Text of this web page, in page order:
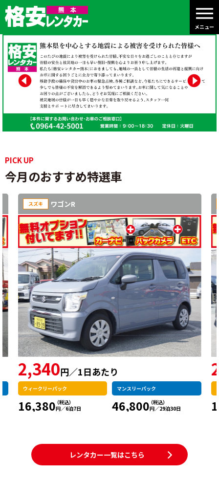
メニュー
PICK UP
今月のおすすめ特選車
スズキ ワゴンR
2,340円／1日あたり
ウィークリーパック
16,380円／6泊7日
マンスリーパック
46,800円／29泊30日
レンタカー一覧はこちら